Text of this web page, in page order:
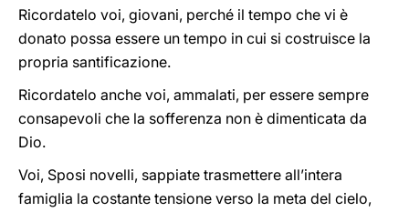
Ricordatelo voi, giovani, perché il tempo che vi è
donato possa essere un tempo in cui si costruisce la
propria santificazione.
Ricordatelo anche voi, ammalati, per essere sempre
consapevoli che la sofferenza non è dimenticata da
Dio.
Voi, Sposi novelli, sappiate trasmettere all’intera
famiglia la costante tensione verso la meta del cielo,